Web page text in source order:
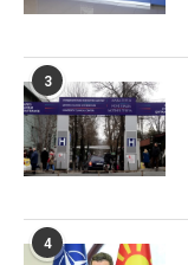
3
4